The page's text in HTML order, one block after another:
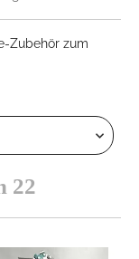
Zubehör zum
22